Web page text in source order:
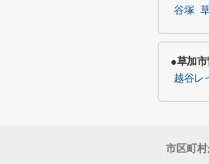
谷塚
●草加
越谷レ
市区町